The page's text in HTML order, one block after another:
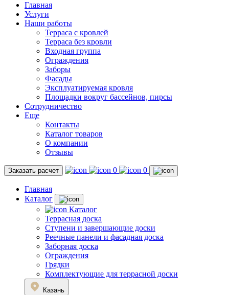
Главная
Услуги
Наши работы
Терраса с кровлей
Терраса без кровли
Входная группа
Ограждения
Заборы
Фасады
Эксплуатируемая кровля
Площадки вокруг бассейнов, пирсы
Сотрудничество
Еще
Контакты
Каталог товаров
О компании
Отзывы
Заказать расчет 0 0
Главная
Каталог
Каталог
Террасная доска
Ступени и завершающие доски
Реечные панели и фасадная доска
Заборная доска
Ограждения
Грядки
Комплектующие для террасной доски
Казань